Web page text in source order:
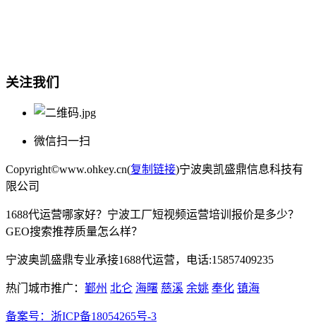
关注我们
微信扫一扫
Copyright©www.ohkey.cn(复制链接)宁波奥凯盛鼎信息科技有
限公司
1688代运营哪家好？宁波工厂短视频运营培训报价是多少？
GEO搜索推荐质量怎么样？
宁波奥凯盛鼎专业承接1688代运营，电话:15857409235
热门城市推广： 鄞州 北仑 海曙 慈溪 余姚 奉化 镇海
备案号： 浙ICP备18054265号-3